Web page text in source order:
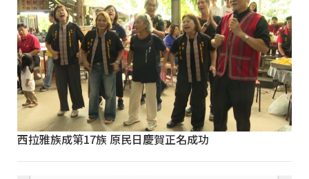
西拉雅族成第17族 原民日慶賀正名成功